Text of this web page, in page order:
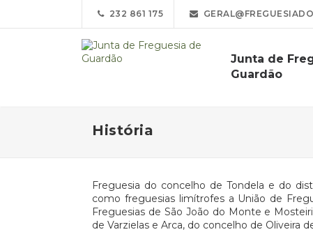
232 861 175
Junta de
Guardão
História
Freguesia do concelho de Tondela e do
como freguesias limítrofes a União de
Freguesias de São João do Monte e
de Varzielas e Arca, do concelho de Oliveira